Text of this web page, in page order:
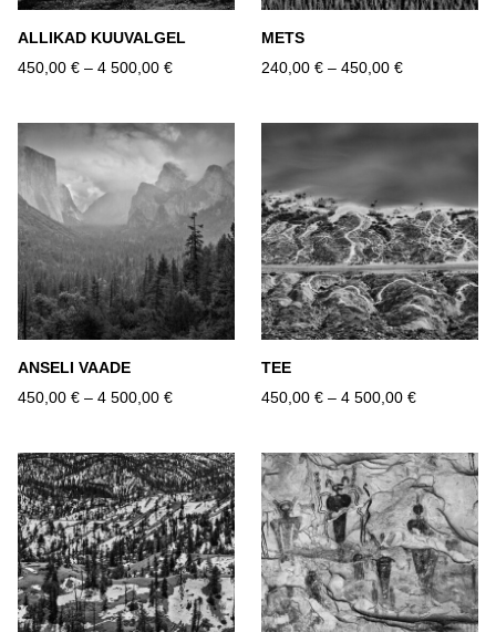
ALLIKAD KUUVALGEL
450,00 € – 4 500,00 €
METS
240,00 € – 450,00 €
ANSELI VAADE
450,00 € – 4 500,00 €
TEE
450,00 € – 4 500,00 €